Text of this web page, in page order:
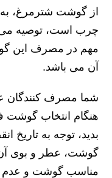
از گوشت شترمرغ، به
چرب است، توصیه می
مهم در مصرف این
آن می باشد.
شما مصرف کنندگان
هنگام انتخاب گوشت
بدید، توجه به تاریخ
گوشت، عطر و بوی آن
مناسب گوشت و عدم